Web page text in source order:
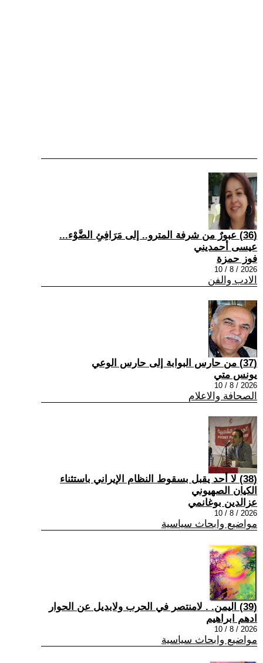
(36) عبورٌ من شرفة المترو.. إلى مَرَافِئِ الضَّوْء...
عيسى أحمديني
فوز حمزة
2026 / 8 / 10
الادب والفن
(37) من حارس البوابة إلى حارس الوعي
يونس متي
2026 / 8 / 10
الصحافة والاعلام
(38) لا أحد يقبل بسقوط النظام الإيراني باستثناء
الكيان الصهيوني
عزالدين بوغانمي
2026 / 8 / 10
مواضيع وابحاث سياسية
(39) اليمن. . لامنتصر في الحرب ولابديل عن الحوار
ادهم ابراهيم
2026 / 8 / 10
مواضيع وابحاث سياسية